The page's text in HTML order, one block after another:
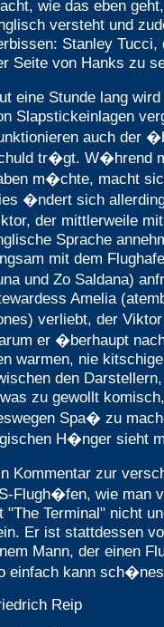
wie das eben
versteht und
Stanley Tucci,
Seite von Hanks zu
eine Stunde lang
Slapstickeinlagen
auch der
tr�gt. W�hrend
m�chte, macht
�ndert sich
der mittlerweile
Sprache
mit dem
und Zo Saldana)
Amelia
verliebt, der
er �berhaupt
warmen, nie
den
zu gewollt
Spa� zu
H�nger sieht
Kommentar zur
Flugh�fen, wie man
"The Terminal" nicht
Er ist stattdessen
Mann, der einen
einfach kann
Reip